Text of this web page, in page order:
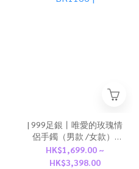
| 999足銀丨唯愛的玫瑰情
侶手鐲（男款 /女款） |
BR1166 |
HK$1,699.00 ~
HK$3,398.00